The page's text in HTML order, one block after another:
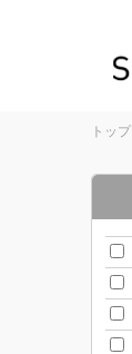
トップ